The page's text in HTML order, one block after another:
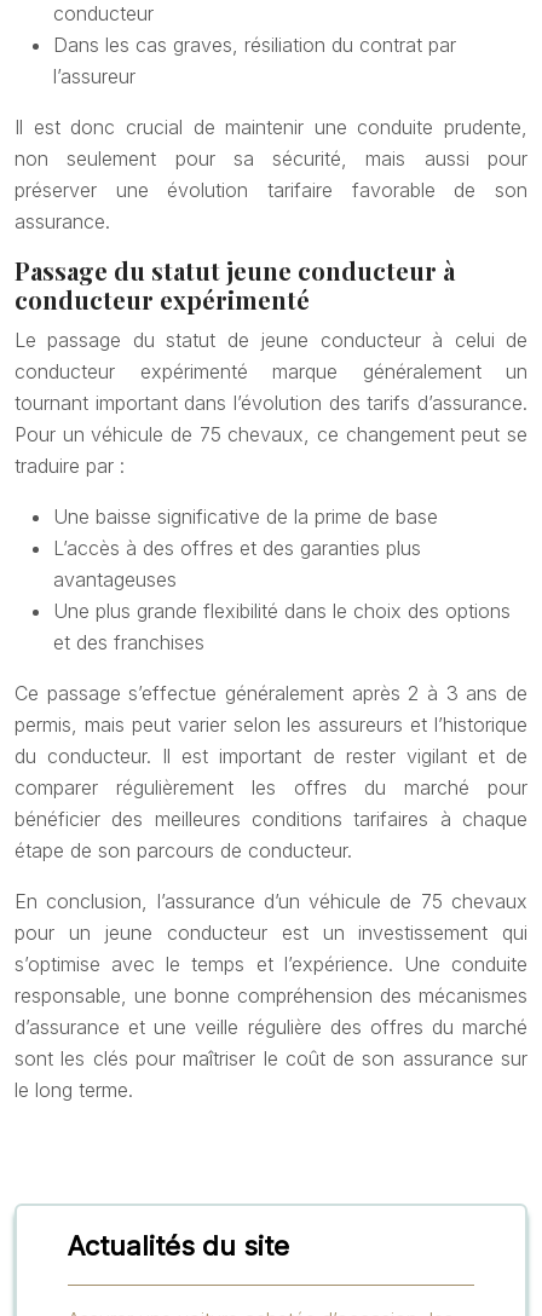
conducteur
Dans les cas graves, résiliation du contrat par
l’assureur
Il est donc crucial de maintenir une conduite prudente,
non seulement pour sa sécurité, mais aussi pour
préserver une évolution tarifaire favorable de son
assurance.
Passage du statut jeune conducteur à
conducteur expérimenté
Le passage du statut de jeune conducteur à celui de
conducteur expérimenté marque généralement un
tournant important dans l’évolution des tarifs d’assurance.
Pour un véhicule de 75 chevaux, ce changement peut se
traduire par :
Une baisse significative de la prime de base
L’accès à des offres et des garanties plus
avantageuses
Une plus grande flexibilité dans le choix des options
et des franchises
Ce passage s’effectue généralement après 2 à 3 ans de
permis, mais peut varier selon les assureurs et l’historique
du conducteur. Il est important de rester vigilant et de
comparer régulièrement les offres du marché pour
bénéficier des meilleures conditions tarifaires à chaque
étape de son parcours de conducteur.
En conclusion, l’assurance d’un véhicule de 75 chevaux
pour un jeune conducteur est un investissement qui
s’optimise avec le temps et l’expérience. Une conduite
responsable, une bonne compréhension des mécanismes
d’assurance et une veille régulière des offres du marché
sont les clés pour maîtriser le coût de son assurance sur
le long terme.
Actualités du site